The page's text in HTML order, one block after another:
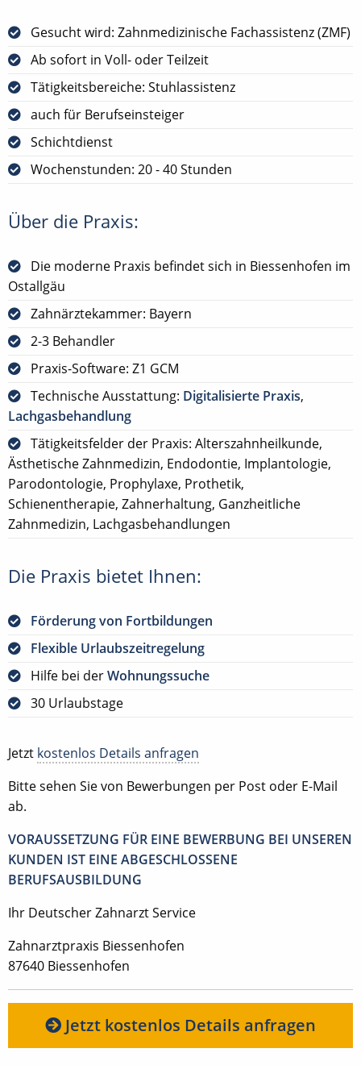
Gesucht wird: Zahnmedizinische Fachassistenz (ZMF)
Ab sofort in Voll- oder Teilzeit
Tätigkeitsbereiche: Stuhlassistenz
auch für Berufseinsteiger
Schichtdienst
Wochenstunden: 20 - 40 Stunden
Über die Praxis:
Die moderne Praxis befindet sich in Biessenhofen im
Ostallgäu
Zahnärztekammer: Bayern
2-3 Behandler
Praxis-Software: Z1 GCM
Technische Ausstattung: Digitalisierte Praxis,
Lachgasbehandlung
Tätigkeitsfelder der Praxis: Alterszahnheilkunde,
Ästhetische Zahnmedizin, Endodontie, Implantologie,
Parodontologie, Prophylaxe, Prothetik,
Schienentherapie, Zahnerhaltung, Ganzheitliche
Zahnmedizin, Lachgasbehandlungen
Die Praxis bietet Ihnen:
Förderung von Fortbildungen
Flexible Urlaubszeitregelung
Hilfe bei derWohnungssuche
30 Urlaubstage
Jetzt kostenlos Details anfragen
Bitte sehen Sie von Bewerbungen per Post oder E-Mail
ab.
VORAUSSETZUNG FÜR EINE BEWERBUNG BEI UNSEREN
KUNDEN IST EINE ABGESCHLOSSENE
BERUFSAUSBILDUNG
Ihr Deutscher Zahnarzt Service
Zahnarztpraxis Biessenhofen
87640 Biessenhofen
Jetzt kostenlos Details anfragen